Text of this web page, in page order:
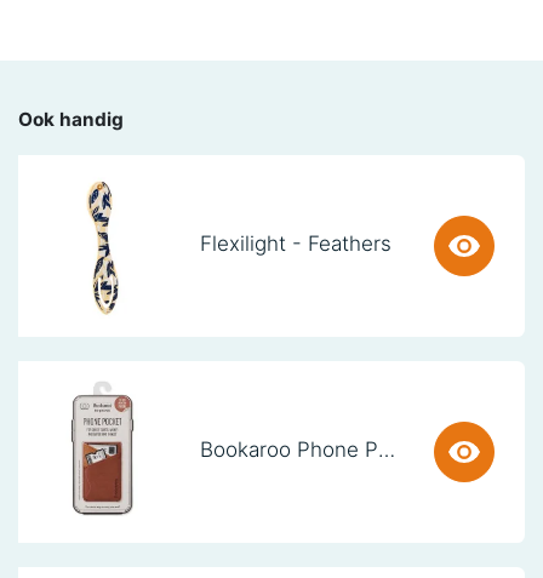
Ook handig
Flexilight - Feathers
Bookaroo Phone Pocket - Brown